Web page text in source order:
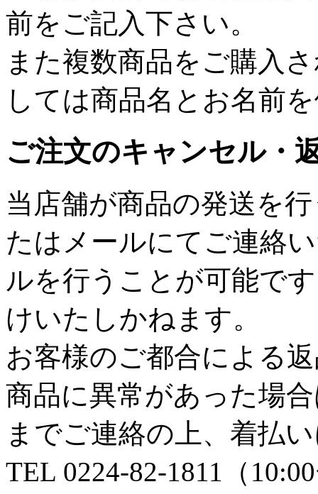
前をご記入下さい。
また複数商品をご購入
しては商品名とお名前
ご注文のキャンセル・
当店舗が商品の発送を
たはメールにてご連絡
ルを行うことが可能で
けいたしかねます。
お客様のご都合による
商品に異常があった場
までご連絡の上、着払
TEL 0224-82-1811（